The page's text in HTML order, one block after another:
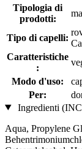
Tipologia di
prodotti:
Tipo di capelli:
Caratteristiche
:
Modo d'uso:
Per:
Ingredienti
Aqua, Propylene